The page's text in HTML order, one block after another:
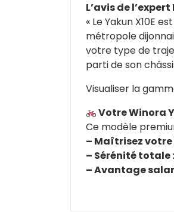
L’avis de
« Le Yakun X10E
métropole
votre type de
parti de son
Visualiser la
Votre Winora
Ce modèle
– Maîtrisez
– Sérénité totale :
– Avantage